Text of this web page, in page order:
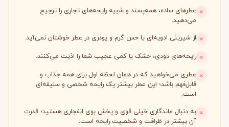
عطرهای ساده، همه‌پسند و شبیه رایحه‌های تجاری را ترجیح
می‌دهید.
از شیرینی ادویه‌ای یا حس گرم و پودری در عطر خوشتان نمی‌آید.
رایحه‌های دودی، خشک یا کمی عجیب شما را اذیت می‌کنند.
عطری می‌خواهید که در همان لحظه اول برای همه جذاب و
قابل‌فهم باشد؛ این عطر بیشتر یک رایحه شخصی و سلیقه‌ای
است.
به دنبال ماندگاری خیلی قوی و پخش بوی انفجاری هستید؛ قدرت
آن بیشتر در ظرافت و شخصیت رایحه است.